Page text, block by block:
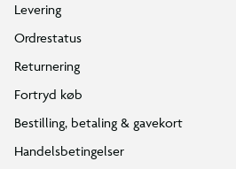
Levering
Ordrestatus
Returnering
Fortryd køb
Bestilling, betaling & gavekort
Handelsbetingelser